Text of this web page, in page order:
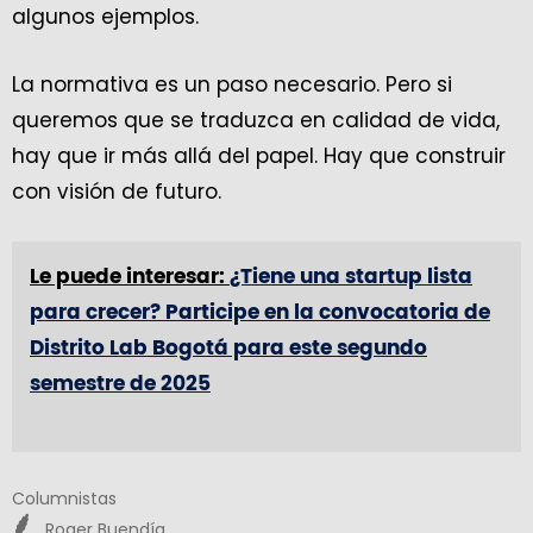
algunos ejemplos.
La normativa es un paso necesario. Pero si
queremos que se traduzca en calidad de vida,
hay que ir más allá del papel. Hay que construir
con visión de futuro.
Le puede interesar: ¿Tiene una startup lista
para crecer? Participe en la convocatoria de
Distrito Lab Bogotá para este segundo
semestre de 2025
Columnistas